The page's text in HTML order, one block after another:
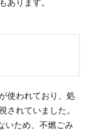
あります。
使われており、処
されていました。
いため、不燃ごみ